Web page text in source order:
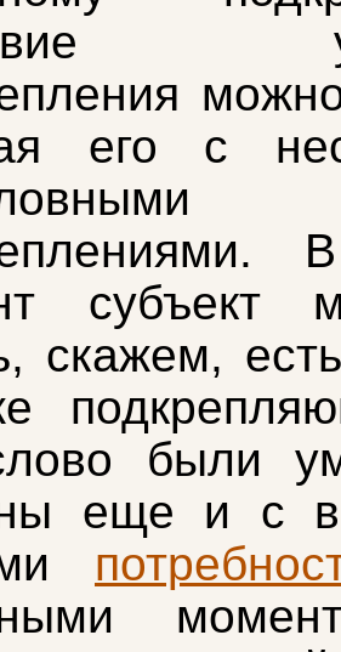
его с
субъект
скажем,
были
еще и с